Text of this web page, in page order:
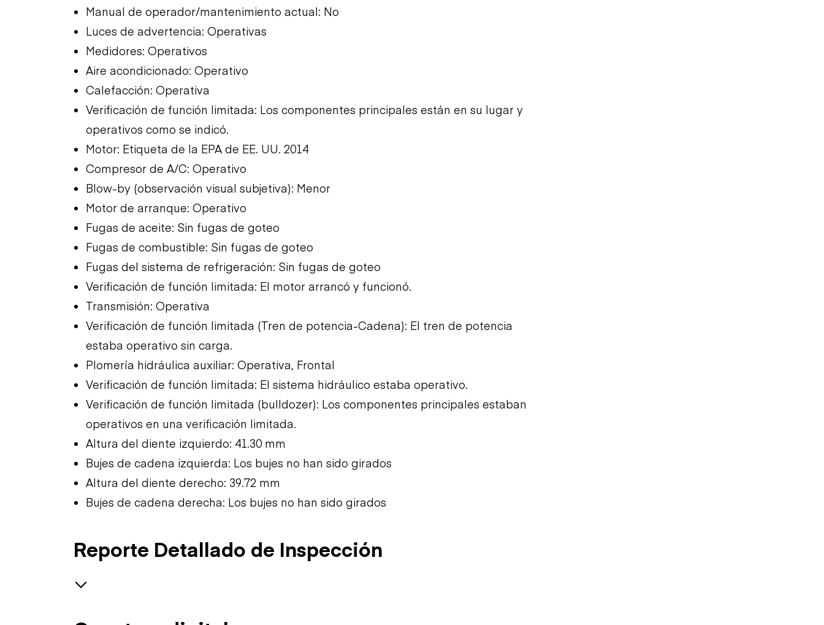
Manual de operador/mantenimiento actual: No
Luces de advertencia: Operativas
Medidores: Operativos
Aire acondicionado: Operativo
Calefacción: Operativa
Verificación de función limitada: Los componentes principales están en su lugar y
operativos como se indicó.
Motor: Etiqueta de la EPA de EE. UU. 2014
Compresor de A/C: Operativo
Blow-by (observación visual subjetiva): Menor
Motor de arranque: Operativo
Fugas de aceite: Sin fugas de goteo
Fugas de combustible: Sin fugas de goteo
Fugas del sistema de refrigeración: Sin fugas de goteo
Verificación de función limitada: El motor arrancó y funcionó.
Transmisión: Operativa
Verificación de función limitada (Tren de potencia-Cadena): El tren de potencia
estaba operativo sin carga.
Plomería hidráulica auxiliar: Operativa, Frontal
Verificación de función limitada: El sistema hidráulico estaba operativo.
Verificación de función limitada (bulldozer): Los componentes principales estaban
operativos en una verificación limitada.
Altura del diente izquierdo: 41.30 mm
Bujes de cadena izquierda: Los bujes no han sido girados
Altura del diente derecho: 39.72 mm
Bujes de cadena derecha: Los bujes no han sido girados
Reporte Detallado de Inspección